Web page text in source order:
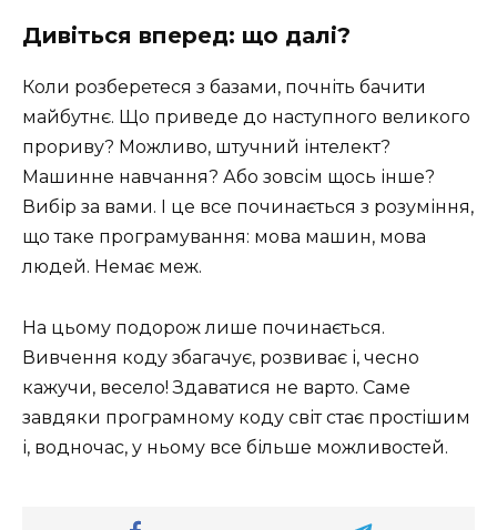
Дивіться вперед: що далі?
Коли розберетеся з базами, почніть бачити
майбутнє. Що приведе до наступного великого
прориву? Можливо, штучний інтелект?
Машинне навчання? Або зовсім щось інше?
Вибір за вами. І це все починається з розуміння,
що таке програмування: мова машин, мова
людей. Немає меж.
На цьому подорож лише починається.
Вивчення коду збагачує, розвиває і, чесно
кажучи, весело! Здаватися не варто. Саме
завдяки програмному коду світ стає простішим
і, водночас, у ньому все більше можливостей.